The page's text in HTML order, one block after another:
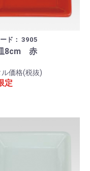
ド： 3905
8cm 赤
ル価格(税抜)
定